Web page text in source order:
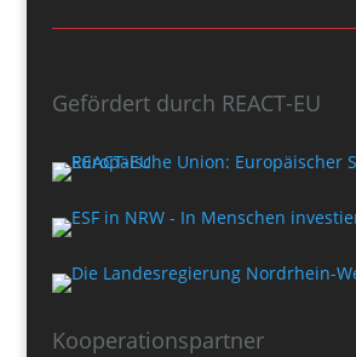
Gefördert durch REACT-EU
Kooperationspartner